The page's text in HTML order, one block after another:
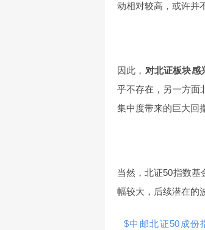
动相对较高，或许并
因此， 对北证板块感
乎不存在，另一方面
集中度带来的巨大回
当然，北证50指数基
幅较大，后续潜在的
$中邮北证50成份